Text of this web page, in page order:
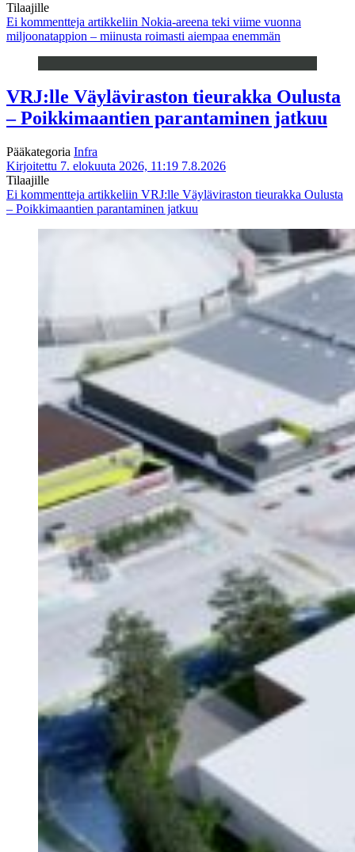
Tilaajille
Ei kommentteja artikkeliin Nokia-areena teki viime vuonna
miljoonatappion – miinusta roimasti aiempaa enemmän
VRJ:lle Väyläviraston tieurakka Oulusta
– Poikkimaantien parantaminen jatkuu
Pääkategoria Infra
Kirjoitettu 7. elokuuta 2026, 11:19 7.8.2026
Tilaajille
Ei kommentteja artikkeliin VRJ:lle Väyläviraston tieurakka Oulusta
– Poikkimaantien parantaminen jatkuu